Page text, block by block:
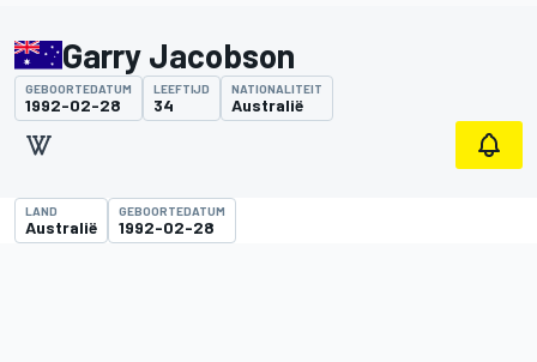
Garry Jacobson
GEBOORTEDATUM
1992-02-28
LEEFTIJD
34
NATIONALITEIT
Australië
LAND
Australië
GEBOORTEDATUM
1992-02-28